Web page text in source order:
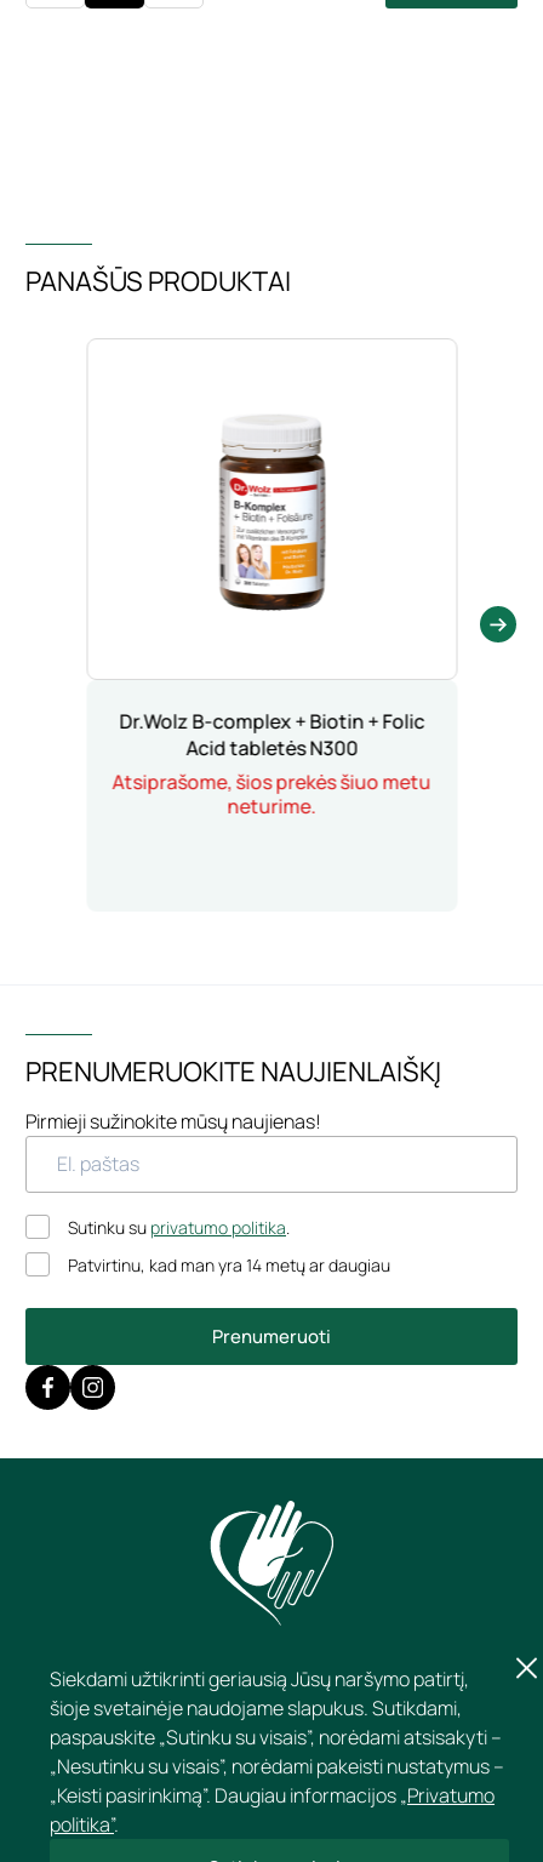
PANAŠŪS PRODUKTAI
Dr.Wolz B-complex + Biotin + Folic
Acid tabletės N300
Atsiprašome, šios prekės šiuo metu
neturime.
PRENUMERUOKITE NAUJIENLAIŠKĮ
Pirmieji sužinokite mūsų naujienas!
Prenumeruoti
Sutinku su privatumo politika.
Patvirtinu, kad man yra 14 metų ar daugiau
Siekdami užtikrinti geriausią Jūsų naršymo patirtį,
šioje svetainėje naudojame slapukus. Sutikdami,
paspauskite „Sutinku su visais”, norėdami atsisakyti –
„Nesutinku su visais”, norėdami pakeisti nustatymus –
„Keisti pasirinkimą”. Daugiau informacijos„Privatumo
politika”.
KONTAKTAI